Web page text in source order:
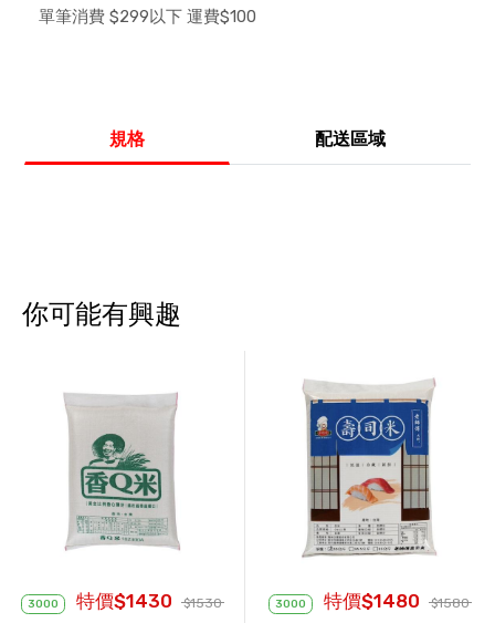
單筆消費 $299以下 運費$100
規格 配送區域
你可能有興趣
3000 特價$1430 $1530 3000 特價$1480 $1580